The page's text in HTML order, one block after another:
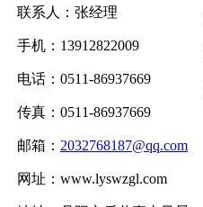
联系人：张经理
手机：13912822009
电话：0511-86937669
传真：0511-86937669
邮箱： 2032768187@qq.com
网址：www.lyswzgl.com